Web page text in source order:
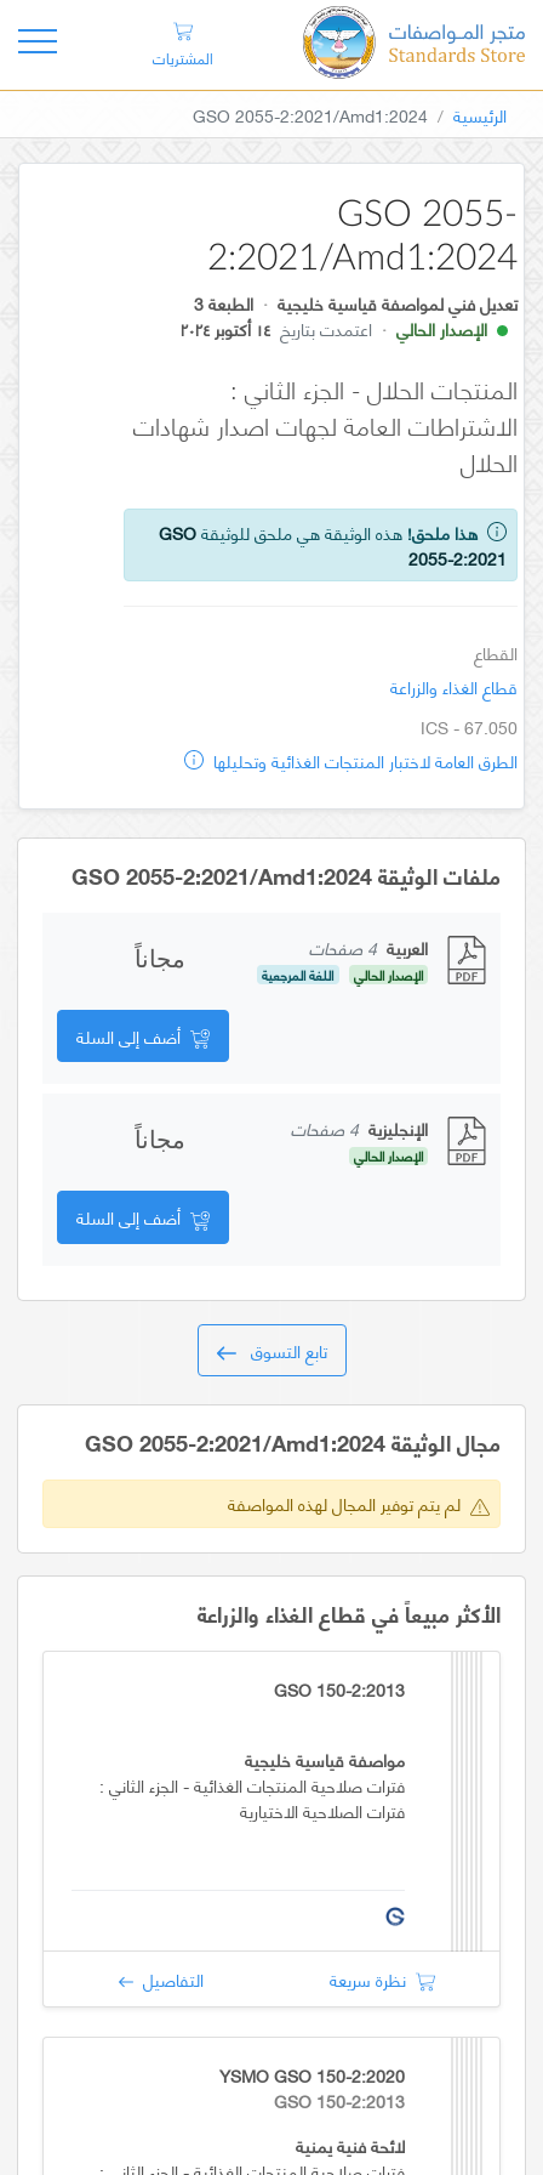
المشتريات
الرئيسية GSO 2055-2:2021/Amd1:2024
GSO 2055-
2:2021/Amd1:2024
تعديل فني لمواصفة قياسية خليجية · الطبعة 3
الإصدار الحالي · اعتمدت بتاريخ ١٤ أكتوبر ٢٠٢٤
المنتجات الحلال - الجزء الثاني :
الاشتراطات العامة لجهات اصدار شهادات
الحلال
هذا ملحق! هذه الوثيقة هي ملحق للوثيقةGSO
2055-2:2021
القطاع
قطاع الغذاء والزراعة
ICS - 67.050
الطرق العامة لاختبار المنتجات الغذائية وتحليلها
ملفات الوثيقة GSO 2055-2:2021/Amd1:2024
العربية 4 صفحات
الإصدار الحالي اللغة المرجعية
مجاناً
أضف إلى السلة
الإنجليزية 4 صفحات
الإصدار الحالي
مجاناً
أضف إلى السلة
تابع التسوق
مجال الوثيقة GSO 2055-2:2021/Amd1:2024
لم يتم توفير المجال لهذه المواصفة
الأكثر مبيعاً في قطاع الغذاء والزراعة
GSO 150-2:2013
مواصفة قياسية خليجية
فترات صلاحية المنتجات الغذائية - الجزء الثاني :
فترات الصلاحية الاختيارية
نظرة سريعة التفاصيل
YSMO GSO 150-2:2020
GSO 150-2:2013
لائحة فنية يمنية